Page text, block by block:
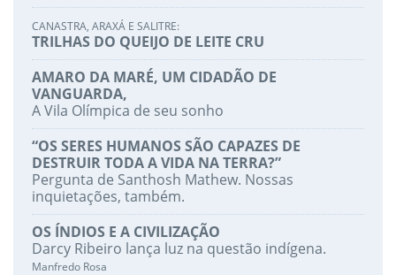
CANASTRA, ARAXÁ E SALITRE:
TRILHAS DO QUEIJO DE LEITE CRU
AMARO DA MARÉ, UM CIDADÃO DE
VANGUARDA,
A Vila Olímpica de seu sonho
“OS SERES HUMANOS SÃO CAPAZES DE
DESTRUIR TODA A VIDA NA TERRA?”
Pergunta de Santhosh Mathew. Nossas
inquietações, também.
OS ÍNDIOS E A CIVILIZAÇÃO
Darcy Ribeiro lança luz na questão indígena.
Manfredo Rosa